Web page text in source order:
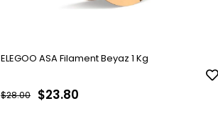
ELEGOO ASA Filament Beyaz 1 Kg
$23.80
$28.00